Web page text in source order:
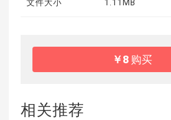
文件大小 1.11MB
￥8 购买
相关推荐